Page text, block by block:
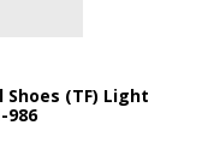
(TF) Light
986